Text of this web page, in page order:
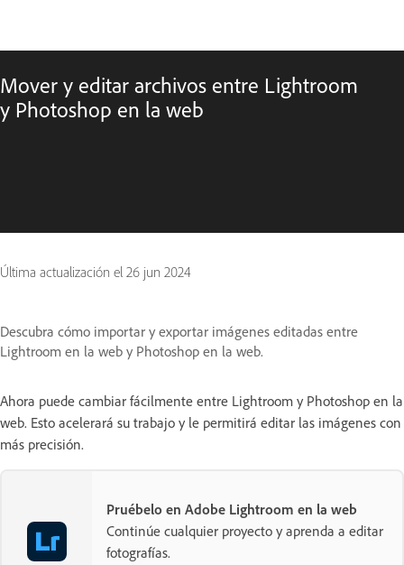
Mover y editar archivos entre Lightroom
y Photoshop en la web
Última actualización el 26 jun 2024
Descubra cómo importar y exportar imágenes editadas entre
Lightroom en la web y Photoshop en la web.
Ahora puede cambiar fácilmente entre Lightroom y Photoshop en la
web. Esto acelerará su trabajo y le permitirá editar las imágenes con
más precisión.
Pruébelo en Adobe Lightroom en la web
Continúe cualquier proyecto y aprenda a editar
fotografías.